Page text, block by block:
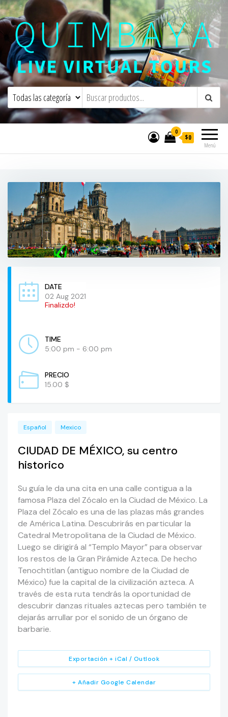
Quimbaya Virtual ToursLive Interactive Virtual Tours and
Menú
0
$0
DATE
02 Aug 2021
Finalizdo!
TIME
5:00 pm - 6:00 pm
PRECIO
15.00 $
Español Mexico
CIUDAD DE MÉXICO, su centro
historico
Su guía le da una cita en una calle contigua a la
famosa Plaza del Zócalo en la Ciudad de México. La
Plaza del Zócalo es una de las plazas más grandes
de América Latina. Descubrirás en particular la
Catedral Metropolitana de la Ciudad de México.
Luego se dirigirá al “Templo Mayor” para observar
los restos de la Gran Pirámide Azteca. De hecho
Tenochtitlan (antiguo nombre de la Ciudad de
México) fue la capital de la civilización azteca. A
través de esta ruta tendrás la oportunidad de
descubrir danzas rituales aztecas pero también te
dejarás arrullar por el sonido de un órgano de
barbarie.
+ Añadir Google Calendar
Exportación + iCal / Outlook